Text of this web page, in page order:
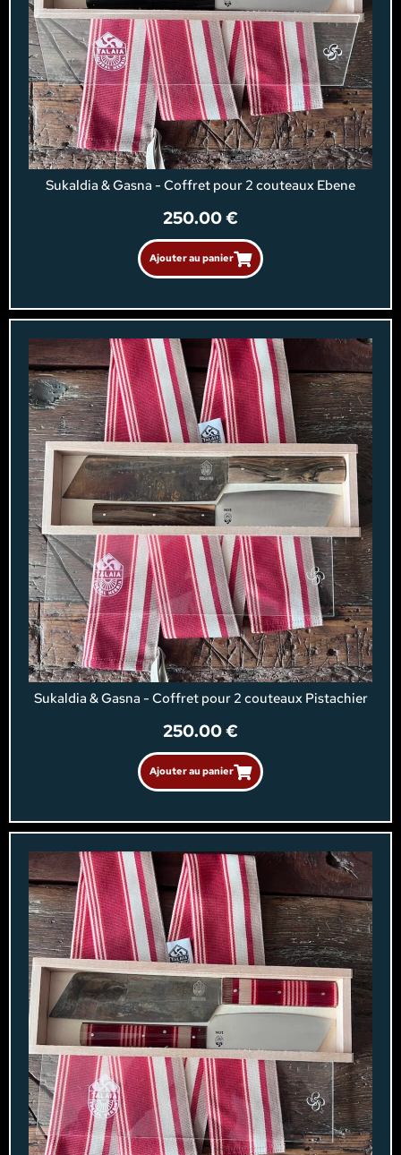
Sukaldia & Gasna - Coffret pour 2 couteaux Ebene
250.00€
Ajouter au panier
Sukaldia & Gasna - Coffret pour 2 couteaux Pistachier
250.00€
Ajouter au panier